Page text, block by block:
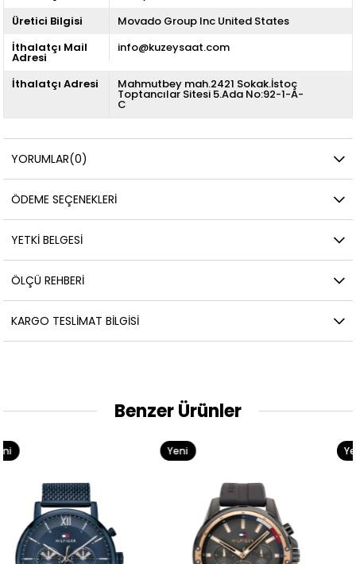
Üretici Bilgisi
Movado Group Inc United States
İthalatçı Mail
Adresi
info@kuzeysaat.com
İthalatçı Adresi Mahmutbey mah.2421 Sokak.İstoç
Toptancılar Sitesi 5.Ada No:92-1-A-
C
YORUMLAR(0)
ÖDEME SEÇENEKLERI
YETKİ BELGESİ
ÖLÇÜ REHBERI
KARGO TESLIMAT BILGISI
Benzer Ürünler